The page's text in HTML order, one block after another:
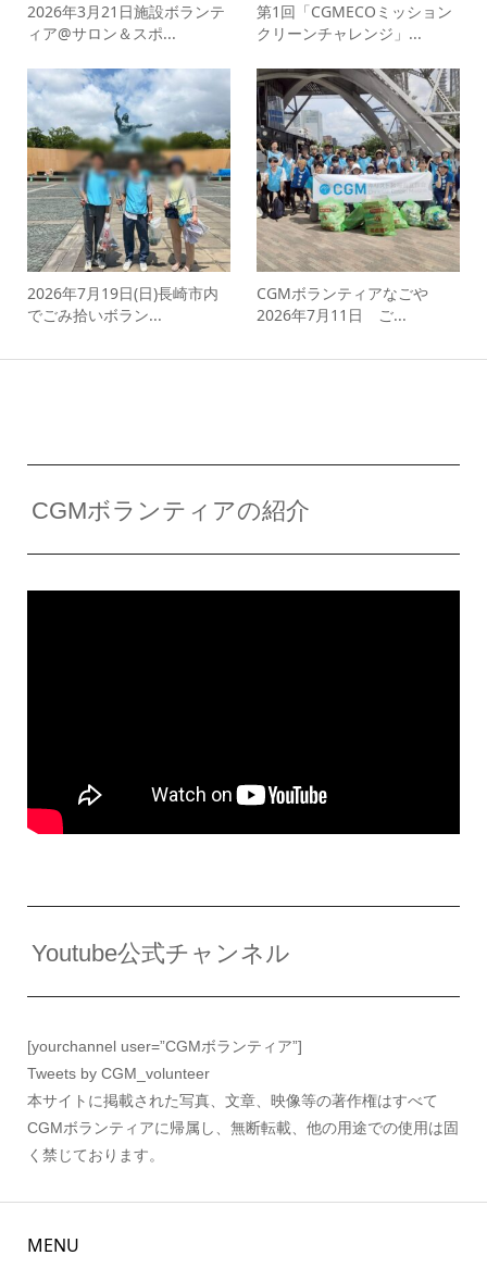
2026年3月21日施設ボランテ
ィア@サロン＆スポ...
第1回「CGMECOミッション
クリーンチャレンジ」...
2026年7月19日(日)長崎市内
でごみ拾いボラン...
CGMボランティアなごや
2026年7月11日 ご...
CGMボランティアの紹介
Youtube公式チャンネル
[yourchannel user=”CGMボランティア”]
Tweets by CGM_volunteer
本サイトに掲載された写真、文章、映像等の著作権はすべて
CGMボランティアに帰属し、無断転載、他の用途での使用は固
く禁じております。
MENU